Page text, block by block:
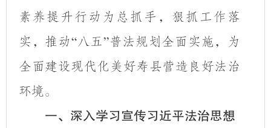
素养提升行动为总抓手，狠抓工作落
实，推动“八五”普法规划全面实施，为
全面建设现代化美好寿县营造良好法治
环境。
一、深入学习宣传习近平法治思想